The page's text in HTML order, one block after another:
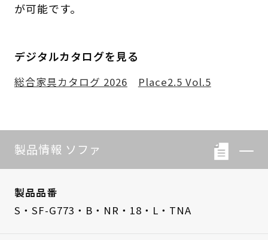
が可能です。
デジタルカタログを見る
総合家具カタログ 2026 Place2.5 Vol.5
製品情報 ソファ
製品品番
S・SF-G773・B・NR・18・L・TNA